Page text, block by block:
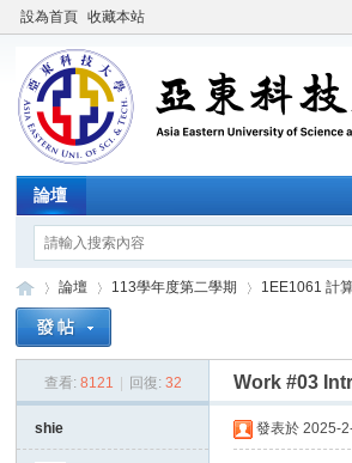
設為首頁 收藏本站
論壇
論壇
›
113學年度第二學期
›
1EE1061 計
查看: 8121 回復: 32 Work #03
shie 發表於 2025-